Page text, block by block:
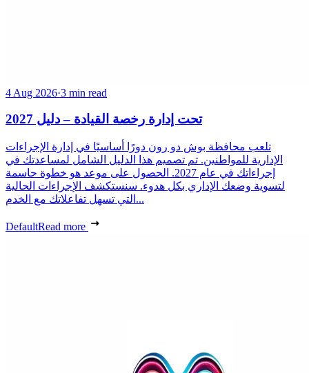
4 Aug 2026·3 min read
تحت إدارة رخصة القيادة – دليل 2027
تلعب محافظة بوش دو رون دورًا أساسيًا في إدارة الإجراءات
الإدارية للمواطنين. تم تصميم هذا الدليل الشامل لمساعدتك في
إجراءاتك في عام 2027. الحصول على موعد هو خطوة حاسمة
لتسوية وضعك الإداري بكل هدوء. سنستكشف الإجراءات الحالية
التي تسهل تفاعلاتك مع الخدم...
DefaultRead more